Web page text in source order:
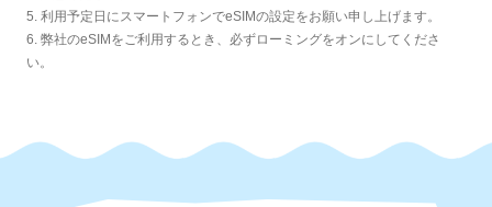
5. 利用予定日にスマートフォンでeSIMの設定をお願い申し上げます。
6. 弊社のeSIMをご利用するとき、必ずローミングをオンにしてくださ
い。